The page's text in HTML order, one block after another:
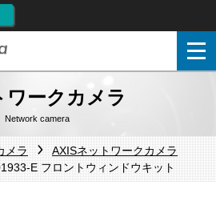
ワークカメラ
Network camera
メラ
AXISネットワークカメラ
E フロントウィンドウキット